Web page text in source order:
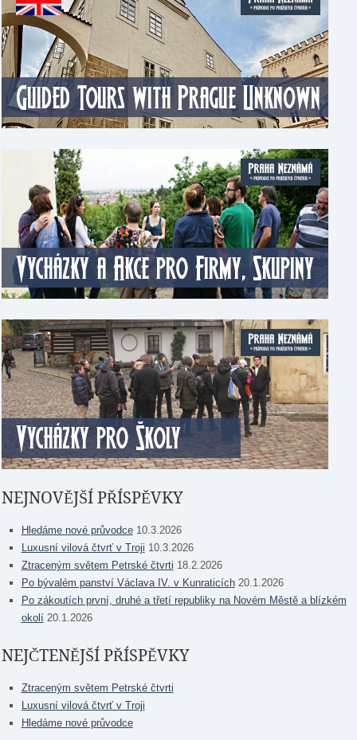
NEJNOVĚJŠÍ PŘÍSPĚVKY
Hledáme nové průvodce 10.3.2026
Luxusní vilová čtvrť v Troji 10.3.2026
Ztraceným světem Petrské čtvrti 18.2.2026
Po bývalém panství Václava IV. v Kunraticích 20.1.2026
Po zákoutích první, druhé a třetí republiky na Novém Městě a blízkém
okolí 20.1.2026
NEJČTENĚJŠÍ PŘÍSPĚVKY
Ztraceným světem Petrské čtvrti
Luxusní vilová čtvrť v Troji
Hledáme nové průvodce